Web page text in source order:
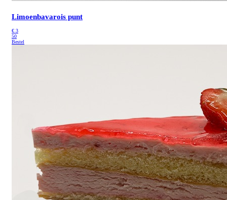
Limoenbavarois punt
€ 3
50
Bestel